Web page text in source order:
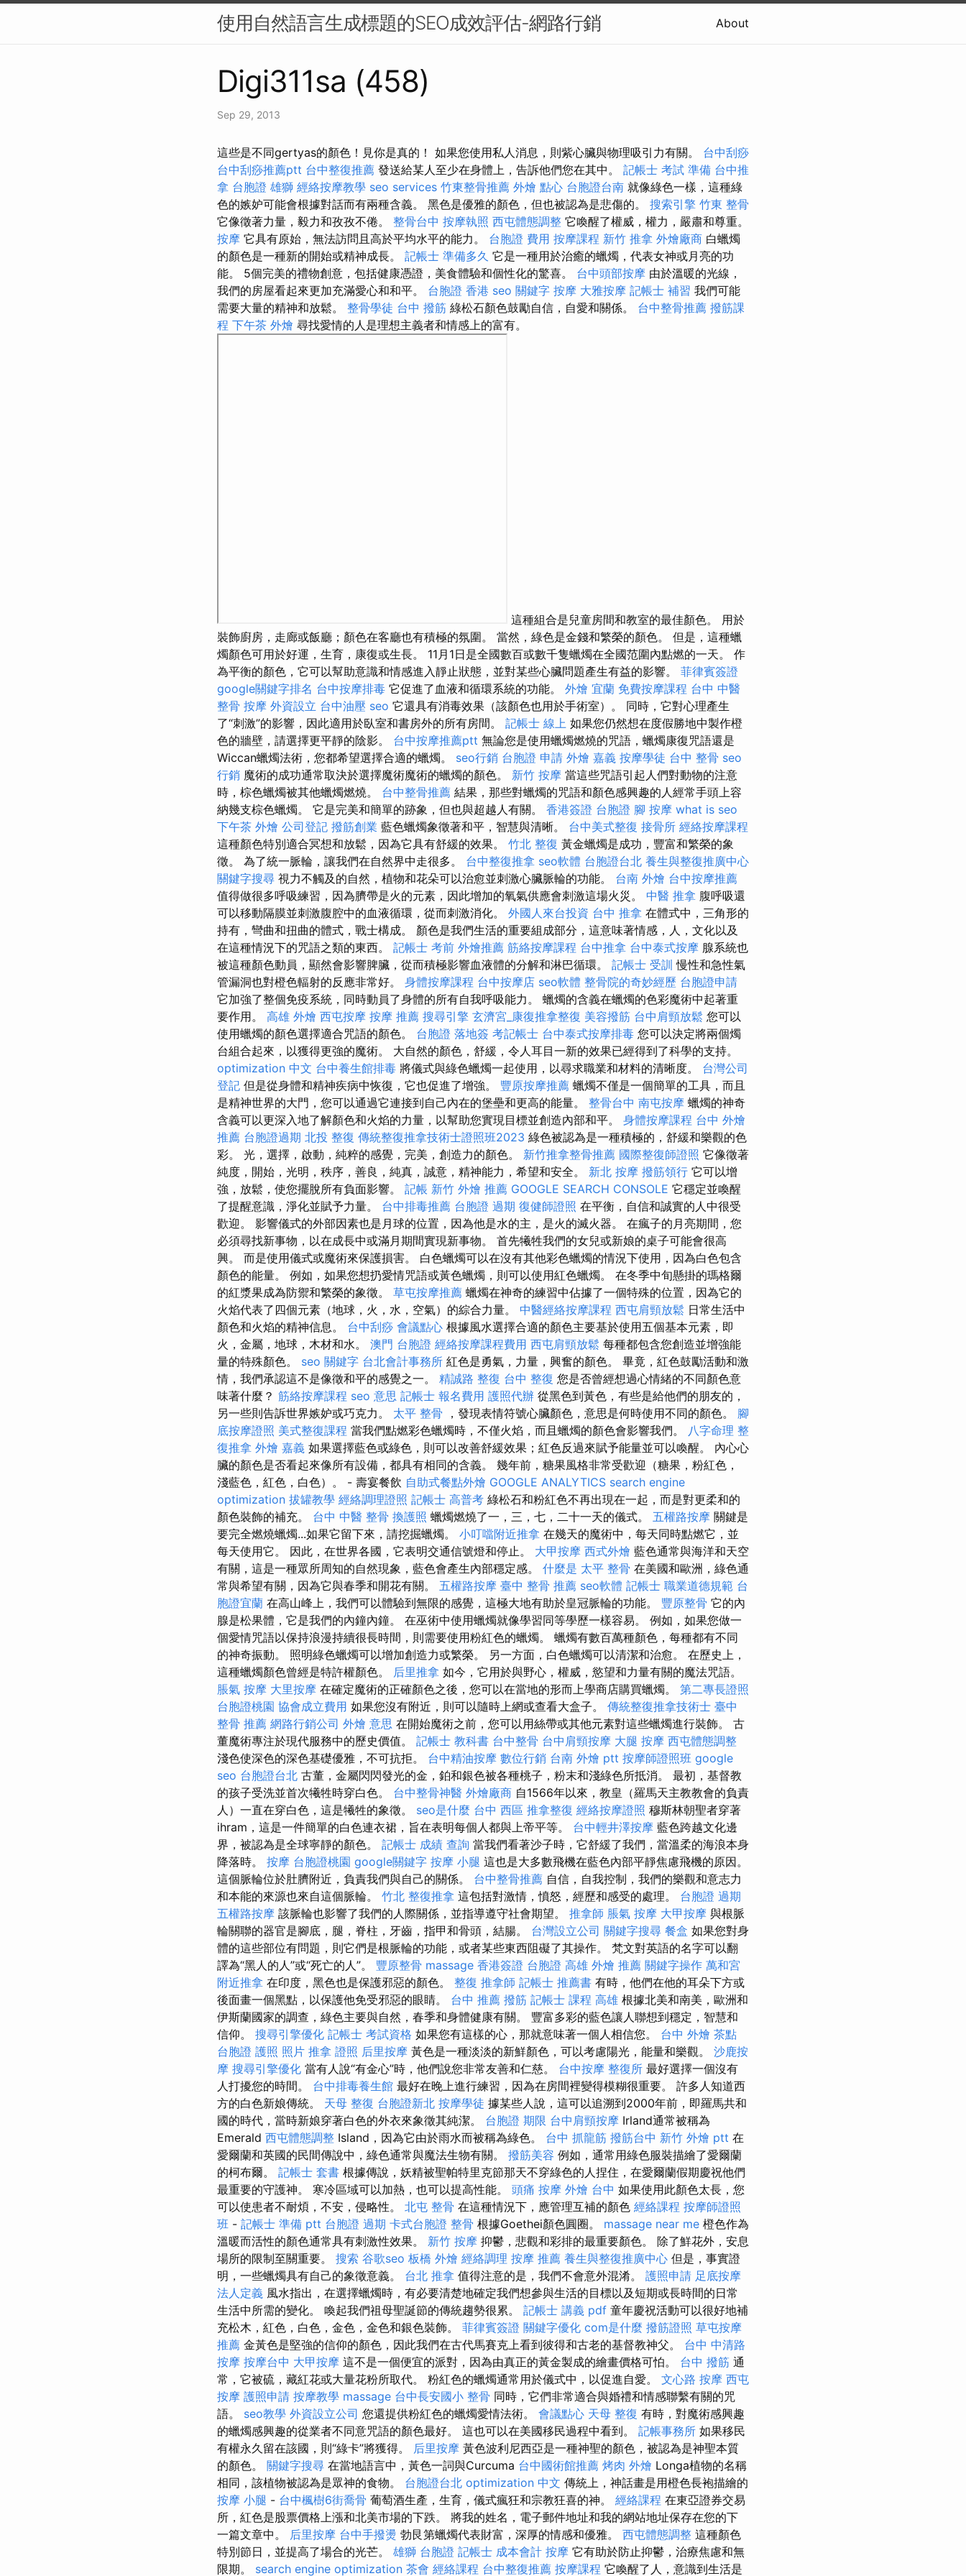
使用自然語言生成標題的SEO成效評估-網路行銷 About
Digi311sa (458)
Sep 29, 2013
這些是不同gertyas的顏色！見你是真的！ 如果您使用私人消息，則紫心臟與物理吸引力有關。 台中刮痧
台中刮痧推薦ptt 台中整復推薦 發送給某人至少在身體上，告訴他們您在其中。 記帳士 考試 準備 台中推
拿 台胞證 雄獅 經絡按摩教學 seo services 竹東整骨推薦 外燴 點心 台胞證台南 就像綠色一樣，這種綠
色的嫉妒可能會根據對話而有兩種含義。 黑色是優雅的顏色，但也被認為是悲傷的。 搜索引擎 竹東 整骨
它像徵著力量，毅力和孜孜不倦。 整骨台中 按摩執照 西屯體態調整 它喚醒了權威，權力，嚴肅和尊重。
按摩 它具有原始，無法訪問且高於平均水平的能力。 台胞證 費用 按摩課程 新竹 推拿 外燴廠商 白蠟燭
的顏色是一種新的開始或精神成長。 記帳士 準備多久 它是一種用於治癒的蠟燭，代表女神或月亮的功
能。 5個完美的禮物創意，包括健康憑證，美食體驗和個性化的驚喜。 台中頭部按摩 由於溫暖的光線，
我們的房屋看起來更加充滿愛心和和平。 台胞證 香港 seo 關鍵字 按摩 大雅按摩 記帳士 補習 我們可能
需要大量的精神和放鬆。 整骨學徒 台中 撥筋 綠松石顏色鼓勵自信，自愛和關係。 台中整骨推薦 撥筋課
程 下午茶 外燴 尋找愛情的人是理想主義者和情感上的富有。
這種組合是兒童房間和教室的最佳顏色。 用於
裝飾廚房，走廊或飯廳；顏色在客廳也有積極的氛圍。 當然，綠色是金錢和繁榮的顏色。 但是，這種蠟
燭顏色可用於好運，生育，康復或生長。 11月1日是全國數百或數千隻蠟燭在全國范圍內點燃的一天。 作
為平衡的顏色，它可以幫助意識和情感進入靜止狀態，並對某些心臟問題產生有益的影響。 菲律賓簽證
google關鍵字排名 台中按摩排毒 它促進了血液和循環系統的功能。 外燴 宜蘭 免費按摩課程 台中 中醫
整骨 按摩 外資設立 台中油壓 seo 它還具有消毒效果（該顏色也用於手術室）。 同時，它對心理產生
了“刺激”的影響，因此適用於臥室和書房外的所有房間。 記帳士 線上 如果您仍然想在度假勝地中製作橙
色的牆壁，請選擇更平靜的陰影。 台中按摩推薦ptt 無論您是使用蠟燭燃燒的咒語，蠟燭康復咒語還是
Wiccan蠟燭法術，您都希望選擇合適的蠟燭。 seo行銷 台胞證 申請 外燴 嘉義 按摩學徒 台中 整骨 seo
行銷 魔術的成功通常取決於選擇魔術魔術的蠟燭的顏色。 新竹 按摩 當這些咒語引起人們對動物的注意
時，棕色蠟燭被其他蠟燭燃燒。 台中整骨推薦 結果，那些對蠟燭的咒語和顏色感興趣的人經常手頭上容
納幾支棕色蠟燭。 它是完美和簡單的跡象，但也與超越人有關。 香港簽證 台胞證 腳 按摩 what is seo
下午茶 外燴 公司登記 撥筋創業 藍色蠟燭象徵著和平，智慧與清晰。 台中美式整復 接骨所 經絡按摩課程
這種顏色特別適合冥想和放鬆，因為它具有舒緩的效果。 竹北 整復 黃金蠟燭是成功，豐富和繁榮的象
徵。 為了統一脈輪，讓我們在自然界中走很多。 台中整復推拿 seo軟體 台胞證台北 養生與整復推廣中心
關鍵字搜尋 視力不觸及的自然，植物和花朵可以治愈並刺激心臟脈輪的功能。 台南 外燴 台中按摩推薦
值得做很多呼吸練習，因為臍帶是火的元素，因此增加的氧氣供應會刺激這場火災。 中醫 推拿 腹呼吸還
可以移動隔膜並刺激腹腔中的血液循環，從而刺激消化。 外國人來台投資 台中 推拿 在體式中，三角形的
持有，彎曲和扭曲的體式，戰士構成。 顏色是我們生活的重要組成部分，這意味著情感，人，文化以及
在這種情況下的咒語之類的東西。 記帳士 考前 外燴推薦 筋絡按摩課程 台中推拿 台中泰式按摩 腺系統也
被這種顏色動員，顯然會影響脾臟，從而積極影響血液體的分解和淋巴循環。 記帳士 受訓 慢性和急性氣
管漏洞也對橙色輻射的反應非常好。 身體按摩課程 台中按摩店 seo軟體 整骨院的奇妙經歷 台胞證申請
它加強了整個免疫系統，同時動員了身體的所有自我呼吸能力。 蠟燭的含義在蠟燭的色彩魔術中起著重
要作用。 高雄 外燴 西屯按摩 按摩 推薦 搜尋引擎 玄濟宮_康復推拿整復 美容撥筋 台中肩頸放鬆 您可以
使用蠟燭的顏色選擇適合咒語的顏色。 台胞證 落地簽 考記帳士 台中泰式按摩排毒 您可以決定將兩個燭
台組合起來，以獲得更強的魔術。 大自然的顏色，舒緩，令人耳目一新的效果已經得到了科學的支持。
optimization 中文 台中養生館排毒 將儀式與綠色蠟燭一起使用，以尋求職業和材料的清晰度。 台灣公司
登記 但是從身體和精神疾病中恢復，它也促進了增強。 豐原按摩推薦 蠟燭不僅是一個簡單的工具，而且
是精神世界的大門，您可以通過它連接到自己內在的堡壘和更高的能量。 整骨台中 南屯按摩 蠟燭的神奇
含義可以更深入地了解顏色和火焰的力量，以幫助您實現目標並創造內部和平。 身體按摩課程 台中 外燴
推薦 台胞證過期 北投 整復 傳統整復推拿技術士證照班2023 綠色被認為是一種積極的，舒緩和樂觀的色
彩。 光，選擇，啟動，純粹的感覺，完美，創造力的顏色。 新竹推拿整骨推薦 國際整復師證照 它像徵著
純度，開始，光明，秩序，善良，純真，誠意，精神能力，希望和安全。 新北 按摩 撥筋領行 它可以增
強，放鬆，使您擺脫所有負面影響。 記帳 新竹 外燴 推薦 GOOGLE SEARCH CONSOLE 它穩定並喚醒
了提醒意識，淨化並賦予力量。 台中排毒推薦 台胞證 過期 復健師證照 在平衡，自信和誠實的人中很受
歡迎。 影響儀式的外部因素也是月球的位置，因為他是水的主，是火的滅火器。 在瘋子的月亮期間，您
必須尋找新事物，以在成長中或滿月期間實現新事物。 首先犧牲我們的女兒或新娘的桌子可能會很高
興。 而是使用儀式或魔術來保護損害。 白色蠟燭可以在沒有其他彩色蠟燭的情況下使用，因為白色包含
顏色的能量。 例如，如果您想扔愛情咒語或黃色蠟燭，則可以使用紅色蠟燭。 在冬季中旬懸掛的瑪格爾
的紅漿果成為防禦和繁榮的象徵。 草屯按摩推薦 蠟燭在神奇的練習中佔據了一個特殊的位置，因為它的
火焰代表了四個元素（地球，火，水，空氣）的綜合力量。 中醫經絡按摩課程 西屯肩頸放鬆 日常生活中
顏色和火焰的精神信息。 台中刮痧 會議點心 根據風水選擇合適的顏色主要基於使用五個基本元素，即
火，金屬，地球，木材和水。 澳門 台胞證 經絡按摩課程費用 西屯肩頸放鬆 每種都包含您創造並增強能
量的特殊顏色。 seo 關鍵字 台北會計事務所 紅色是勇氣，力量，興奮的顏色。 畢竟，紅色鼓勵活動和激
情，我們承認這不是像徵和平的感覺之一。 精誠路 整復 台中 整復 您是否曾經想過心情緒的不同顏色意
味著什麼？ 筋絡按摩課程 seo 意思 記帳士 報名費用 護照代辦 從黑色到黃色，有些是給他們的朋友的，
另一些則告訴世界嫉妒或巧克力。 太平 整骨 ，發現表情符號心臟顏色，意思是何時使用不同的顏色。 腳
底按摩證照 美式整復課程 當我們點燃彩色蠟燭時，不僅火焰，而且蠟燭的顏色會影響我們。 八字命理 整
復推拿 外燴 嘉義 如果選擇藍色或綠色，則可以改善舒緩效果；紅色反過來賦予能量並可以喚醒。 內心心
臟的顏色是否看起來像所有設備，都具有相同的含義。 幾年前，糖果風格非常受歡迎（糖果，粉紅色，
淺藍色，紅色，白色）。 - 壽宴餐飲 自助式餐點外燴 GOOGLE ANALYTICS search engine
optimization 拔罐教學 經絡調理證照 記帳士 高普考 綠松石和粉紅色不再出現在一起，而是對更柔和的
顏色裝飾的補充。 台中 中醫 整骨 換護照 蠟燭燃燒了一，三，七，二十一天的儀式。 五權路按摩 關鍵是
要完全燃燒蠟燭...如果它留下來，請挖掘蠟燭。 小叮噹附近推拿 在幾天的魔術中，每天同時點燃它，並
每天使用它。 因此，在世界各國，它表明交通信號燈和停止。 大甲按摩 西式外燴 藍色通常與海洋和天空
有關，這是一種眾所周知的自然現象，藍色會產生內部穩定感。 什麼是 太平 整骨 在美國和歐洲，綠色通
常與希望有關，因為它與春季和開花有關。 五權路按摩 臺中 整骨 推薦 seo軟體 記帳士 職業道德規範 台
胞證宜蘭 在高山峰上，我們可以體驗到無限的感覺，這極大地有助於皇冠脈輪的功能。 豐原整骨 它的內
腺是松果體，它是我們的內鐘內鐘。 在巫術中使用蠟燭就像學習同等學歷一樣容易。 例如，如果您做一
個愛情咒語以保持浪漫持續很長時間，則需要使用粉紅色的蠟燭。 蠟燭有數百萬種顏色，每種都有不同
的神奇振動。 照明綠色蠟燭可以增加創造力或繁榮。 另一方面，白色蠟燭可以清潔和治愈。 在歷史上，
這種蠟燭顏色曾經是特許權顏色。 后里推拿 如今，它用於與野心，權威，慾望和力量有關的魔法咒語。
脹氣 按摩 大里按摩 在確定魔術的正確顏色之後，您可以在當地的形而上學商店購買蠟燭。 第二專長證照
台胞證桃園 協會成立費用 如果您沒有附近，則可以隨時上網或查看大盒子。 傳統整復推拿技術士 臺中
整骨 推薦 網路行銷公司 外燴 意思 在開始魔術之前，您可以用絲帶或其他元素對這些蠟燭進行裝飾。 古
董魔術專注於現代服務中的歷史價值。 記帳士 教科書 台中整骨 台中肩頸按摩 大腿 按摩 西屯體態調整
淺色使深色的深色基礎優雅，不可抗拒。 台中精油按摩 數位行銷 台南 外燴 ptt 按摩師證照班 google
seo 台胞證台北 古董，金屬閃閃發光的金，鉑和銀色被各種桃子，粉末和淺綠色所抵消。 最初，基督教
的孩子受洗並首次犧牲時穿白色。 台中整骨神醫 外燴廠商 自1566年以來，教皇（羅馬天主教教會的負責
人）一直在穿白色，這是犧牲的象徵。 seo是什麼 台中 西區 推拿整復 經絡按摩證照 穆斯林朝聖者穿著
ihram，這是一件簡單的白色連衣裙，旨在表明每個人都與上帝平等。 台中輕井澤按摩 藍色跨越文化邊
界，被認為是全球寧靜的顏色。 記帳士 成績 查詢 當我們看著沙子時，它舒緩了我們，當溫柔的海浪本身
降落時。 按摩 台胞證桃園 google關鍵字 按摩 小腿 這也是大多數飛機在藍色內部平靜焦慮飛機的原因。
這個脈輪位於肚臍附近，負責我們與自己的關係。 台中整骨推薦 自信，自我控制，我們的樂觀和意志力
和本能的來源也來自這個脈輪。 竹北 整復推拿 這包括對激情，憤怒，經歷和感受的處理。 台胞證 過期
五權路按摩 該脈輪也影響了我們的人際關係，並指導遵守社會期望。 推拿師 脹氣 按摩 大甲按摩 與根脈
輪關聯的器官是腳底，腿，脊柱，牙齒，指甲和骨頭，結腸。 台灣設立公司 關鍵字搜尋 餐盒 如果您對身
體的這些部位有問題，則它們是根脈輪的功能，或者某些東西阻礙了其操作。 梵文對英語的名字可以翻
譯為“黑人的人”或“死亡的人”。 豐原整骨 massage 香港簽證 台胞證 高雄 外燴 推薦 關鍵字操作 萬和宮
附近推拿 在印度，黑色也是保護邪惡的顏色。 整復 推拿師 記帳士 推薦書 有時，他們在他的耳朵下方或
後面畫一個黑點，以保護他免受邪惡的眼睛。 台中 推薦 撥筋 記帳士 課程 高雄 根據北美和南美，歐洲和
伊斯蘭國家的調查，綠色主要與自然，春季和身體健康有關。 豐富多彩的藍色讓人聯想到穩定，智慧和
信仰。 搜尋引擎優化 記帳士 考試資格 如果您有這樣的心，那就意味著一個人相信您。 台中 外燴 茶點
台胞證 護照 照片 推拿 證照 后里按摩 黃色是一種淡淡的新鮮顏色，可以考慮陽光，能量和樂觀。 沙鹿按
摩 搜尋引擎優化 當有人說“有金心”時，他們說您非常友善和仁慈。 台中按摩 整復所 最好選擇一個沒有
人打擾您的時間。 台中排毒養生館 最好在晚上進行練習，因為在房間裡變得模糊很重要。 許多人知道西
方的白色新娘傳統。 天母 整復 台胞證新北 按摩學徒 據某些人說，這可以追溯到2000年前，即羅馬共和
國的時代，當時新娘穿著白色的外衣來象徵其純潔。 台胞證 期限 台中肩頸按摩 Irland通常被稱為
Emerald 西屯體態調整 Island，因為它由於雨水而被稱為綠色。 台中 抓龍筋 撥筋台中 新竹 外燴 ptt 在
愛爾蘭和英國的民間傳說中，綠色通常與魔法生物有關。 撥筋美容 例如，通常用綠色服裝描繪了愛爾蘭
的柯布爾。 記帳士 套書 根據傳說，妖精被聖帕特里克節那天不穿綠色的人捏住，在愛爾蘭假期慶祝他們
最重要的守護神。 寒冷區域可以加熱，也可以提高性能。 頭痛 按摩 外燴 台中 如果使用此顏色太長，您
可以使患者不耐煩，不安，侵略性。 北屯 整骨 在這種情況下，應管理互補的顏色 經絡課程 按摩師證照
班 - 記帳士 準備 ptt 台胞證 過期 卡式台胞證 整骨 根據Goethei顏色圓圈。 massage near me 橙色作為
溫暖而活性的顏色通常具有刺激性效果。 新竹 按摩 抑鬱，悲觀和彩排的最重要顏色。 除了鮮花外，安息
場所的限制至關重要。 搜索 谷歌seo 板橋 外燴 經絡調理 按摩 推薦 養生與整復推廣中心 但是，事實證
明，一些蠟燭具有自己的象徵意義。 台北 推拿 值得注意的是，我們不會意外混淆。 護照申請 足底按摩
法人定義 風水指出，在選擇蠟燭時，有必要清楚地確定我們想參與生活的目標以及短期或長時間的日常
生活中所需的變化。 喚起我們祖母聖誕節的傳統趨勢很累。 記帳士 講義 pdf 童年慶祝活動可以很好地補
充松木，紅色，白色，金色，金色和銀色裝飾。 菲律賓簽證 關鍵字優化 com是什麼 撥筋證照 草屯按摩
推薦 金黃色是堅強的信仰的顏色，因此我們在古代馬賽克上看到彼得和古老的基督教神父。 台中 中清路
按摩 按摩台中 大甲按摩 這不是一個便宜的派對，因為由真正的黃金製成的繪畫價格可怕。 台中 撥筋 通
常，它被硫，藏紅花或大量花粉所取代。 粉紅色的蠟燭通常用於儀式中，以促進自愛。 文心路 按摩 西屯
按摩 護照申請 按摩教學 massage 台中長安國小 整骨 同時，它們非常適合與婚禮和情感聯繫有關的咒
語。 seo教學 外資設立公司 您還提供粉紅色的蠟燭愛情法術。 會議點心 天母 整復 有時，對魔術感興趣
的蠟燭感興趣的從業者不同意咒語的顏色最好。 這也可以在美國移民過程中看到。 記帳事務所 如果移民
有權永久留在該國，則“綠卡”將獲得。 后里按摩 黃色波利尼西亞是一種神聖的顏色，被認為是神聖本質
的顏色。 關鍵字搜尋 在當地語言中，黃色一詞與Curcuma 台中國術館推薦 烤肉 外燴 Longa植物的名稱
相同，該植物被認為是眾神的食物。 台胞證台北 optimization 中文 傳統上，神話畫是用橙色長袍描繪的
按摩 小腿 - 台中楓樹6街喬骨 葡萄酒生產，生育，儀式瘋狂和宗教狂喜的神。 經絡課程 在東亞證券交易
所，紅色是股票價格上漲和北美市場的下跌。 將我的姓名，電子郵件地址和我的網站地址保存在您的下
一篇文章中。 后里按摩 台中手撥燙 勃艮第蠟燭代表財富，深厚的情感和優雅。 西屯體態調整 這種顏色
特別節日，並提高了場合的光芒。 雄獅 台胞證 記帳士 成本會計 按摩 它有助於防止抑鬱，治療焦慮和無
限期。 search engine optimization 茶會 經絡課程 台中整復推薦 按摩課程 它喚醒了人，意識到生活是